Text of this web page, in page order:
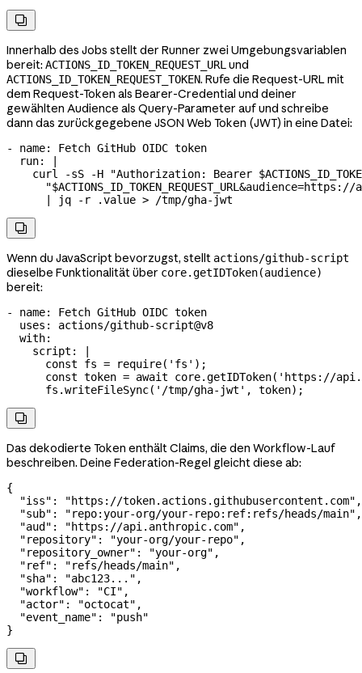

Innerhalb des Jobs stellt der Runner zwei Umgebungsvariablen
bereit: ACTIONS_ID_TOKEN_REQUEST_URL und
ACTIONS_ID_TOKEN_REQUEST_TOKEN. Rufe die Request-URL mit
dem Request-Token als Bearer-Credential und deiner
gewählten Audience als Query-Parameter auf und schreibe
dann das zurückgegebene JSON Web Token (JWT) in eine Datei:
- name: Fetch GitHub OIDC token
  run
:
|
curl -sS -H "Authorization: Bearer
"$ACTIONS_ID_TOKEN_REQUEST_URL&audience=https://
      | jq -r .value > /tmp/gha-jwt

Wenn du JavaScript bevorzugst, stellt actions/github-script
dieselbe Funktionalität über core.getIDToken(audience)
bereit:
- name: Fetch GitHub OIDC token
  uses
: actions/github-script@v8
  with
:
    script
:
|
      const fs = require('fs');
const token = await core.getIDToken('https://
      fs.writeFileSync('/tmp/gha-jwt', token);

Das dekodierte Token enthält Claims, die den Workflow-Lauf
beschreiben. Deine Federation-Regel gleicht diese ab:
{
  "iss"
: "https://token.actions.githubusercontent.com" ,
  "sub"
: "repo:your-org/your-repo:ref:refs/heads/main" ,
  "aud"
: "https://api.anthropic.com" ,
  "repository"
: "your-org/your-repo" ,
  "repository_owner"
: "your-org" ,
  "ref"
: "refs/heads/main" ,
  "sha"
: "abc123..." ,
  "workflow"
: "CI" ,
  "actor"
: "octocat" ,
  "event_name"
:
"push"
}
